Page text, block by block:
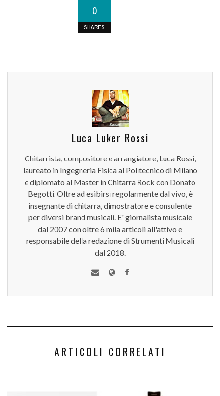
0
SHARES
Luca Luker Rossi
Chitarrista, compositore e arrangiatore, Luca Rossi,
laureato in Ingegneria Fisica al Politecnico di Milano
e diplomato al Master in Chitarra Rock con Donato
Begotti. Oltre ad esibirsi regolarmente dal vivo, è
insegnante di chitarra, dimostratore e consulente
per diversi brand musicali. E' giornalista musicale
dal 2007 con oltre 6 mila articoli all'attivo e
responsabile della redazione di Strumenti Musicali
dal 2018.
ARTICOLI CORRELATI